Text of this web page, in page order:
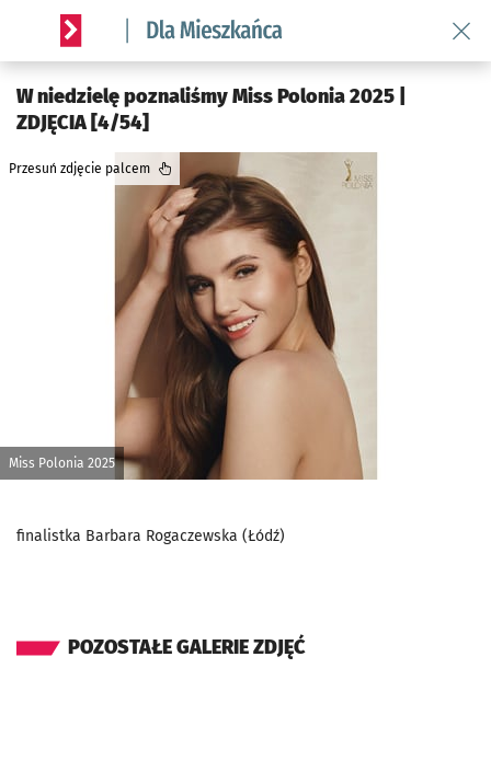
Serwis informacyjny wroclaw.pl podserwis: Dla mieszkańca
W niedzielę poznaliśmy Miss Polonia 2025 |
ZDJĘCIA [4/54]
Miss Polonia 2025
Przesuń zdjęcie palcem
finalistka Barbara Rogaczewska (Łódź)
POZOSTAŁE GALERIE ZDJĘĆ